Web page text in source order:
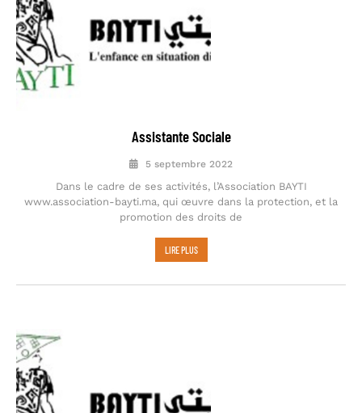
Assistante Sociale
5 septembre 2022
Dans le cadre de ses activités, l’Association BAYTI
www.association-bayti.ma, qui œuvre dans la protection, et la
promotion des droits de
LIRE PLUS